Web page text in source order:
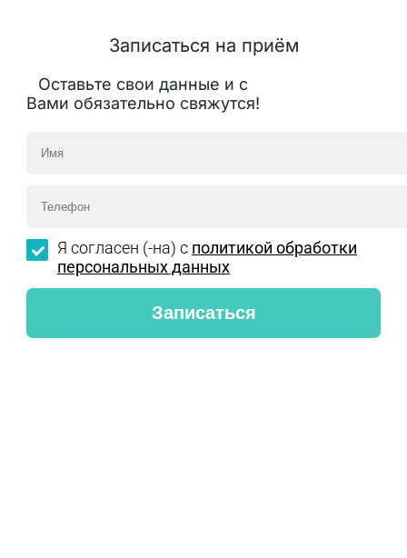
Записаться на приём
Оставьте свои данные и с
Вами обязательно свяжутся!
Я согласен (-на) с политикой обработки
персональных данных